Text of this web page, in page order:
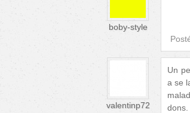
boby-style
valentinp72
Un
a se
dons.